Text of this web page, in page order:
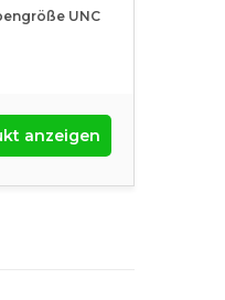
UNC
anzeigen